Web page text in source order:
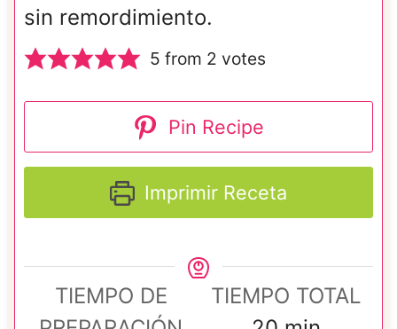
sin remordimiento.
5 from 2 votes
Pin Recipe
Imprimir Receta
TIEMPO DE
TIEMPO TOTAL